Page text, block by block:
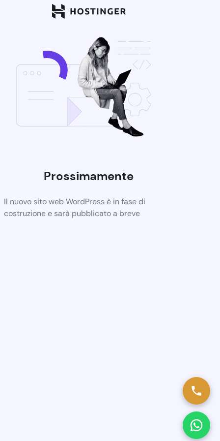
Prossimamente
Il nuovo sito web WordPress è in fase di
costruzione e sarà pubblicato a breve